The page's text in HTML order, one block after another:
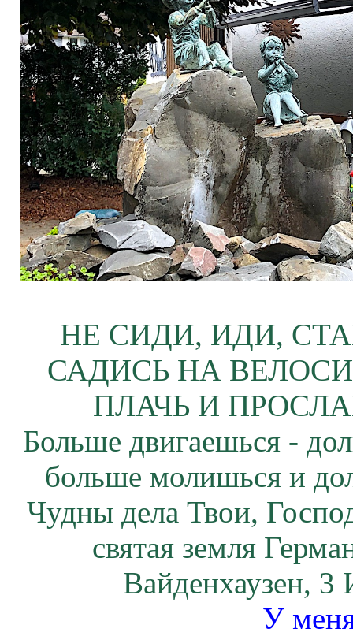
НЕ СИДИ, ИДИ,
САДИСЬ НА
ПЛАЧЬ И
Больше двигаешься -
больше молишься и
Чудны дела Твои,
святая земля
Вайденхаузен,
У